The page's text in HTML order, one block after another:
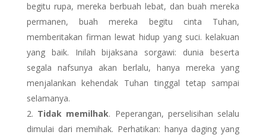
begitu rupa, mereka berbuah lebat, dan buah mereka
permanen, buah mereka begitu cinta Tuhan,
memberitakan firman lewat hidup yang suci. kelakuan
yang baik. Inilah bijaksana sorgawi: dunia beserta
segala nafsunya akan berlalu, hanya mereka yang
menjalankan kehendak Tuhan tinggal tetap sampai
selamanya.
Tidak memilhak. Peperangan, perselisihan selalu
dimulai dari memihak. Perhatikan: hanya daging yang